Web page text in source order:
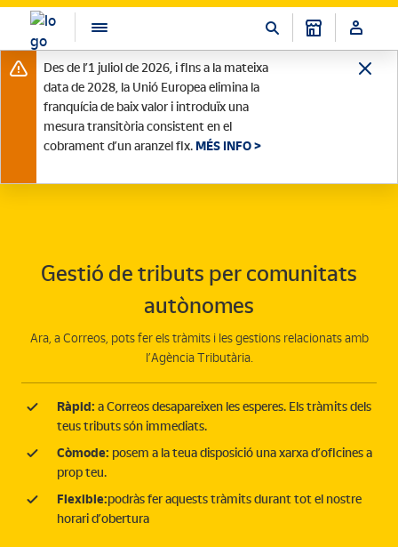
Des de l’1 juliol de 2026, i fins a la mateixa
data de 2028, la Unió Europea elimina la
franquícia de baix valor i introduïx una
mesura transitòria consistent en el
cobrament d’un aranzel fix. MÉS INFO >
Gestió de tributs per comunitats
autònomes
Ara, a Correos, pots fer els tràmits i les gestions relacionats amb
l’Agència Tributària.
Ràpid: a Correos desapareixen les esperes. Els tràmits dels
teus tributs són immediats.
Còmode: posem a la teua disposició una xarxa d’oficines a
prop teu.
Flexible:podràs fer aquests tràmits durant tot el nostre
horari d’obertura